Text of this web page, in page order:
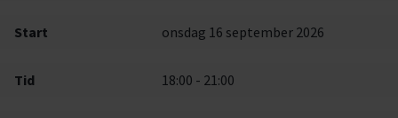
Start onsdag 16 september 2026
Tid 18:00 - 21:00